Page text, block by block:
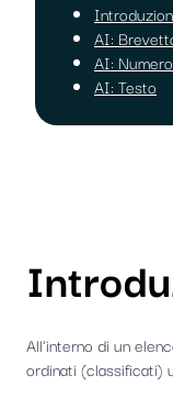
AI:
AI:
AI: Testo
All'interno di un
ordinati (classificati)